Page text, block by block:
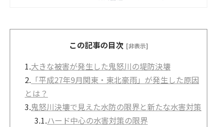
この記事の目次 [非表示]
1.大きな被害が発生した鬼怒川の堤防決壊
2. 「平成27年9月関東・東北豪雨」が発生した原因
とは？
3.鬼怒川決壊で見えた水防の限界と新たな水害対策
3.1.ハード中心の水害対策の限界